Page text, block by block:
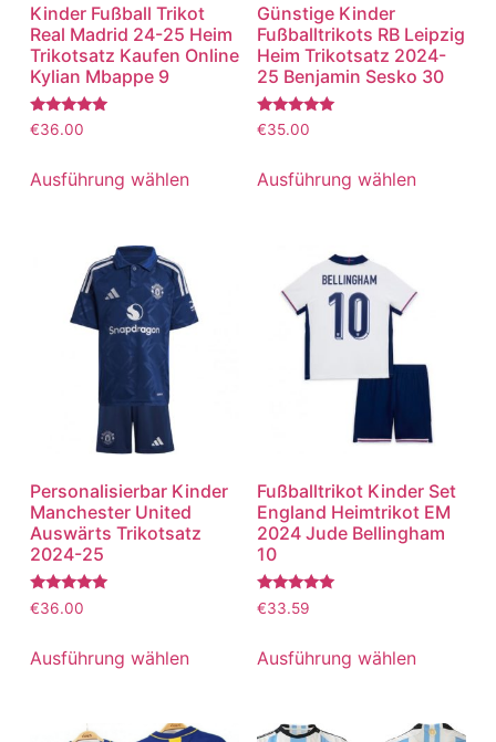
Kinder Fußball Trikot
Real Madrid 24-25 Heim
Trikotsatz Kaufen Online
Kylian Mbappe 9
Bewertet
mit
von 5
€36.00
Ausführung wählen
Günstige Kinder
Fußballtrikots RB Leipzig
Heim Trikotsatz 2024-
25 Benjamin Sesko 30
Bewertet
mit
von 5
€35.00
Ausführung wählen
Personalisierbar Kinder
Manchester United
Auswärts Trikotsatz
2024-25
Bewertet
mit
€36.00
Ausführung wählen
Fußballtrikot Kinder Set
England Heimtrikot EM
2024 Jude Bellingham
10
Bewertet
mit
€33.59
Ausführung wählen